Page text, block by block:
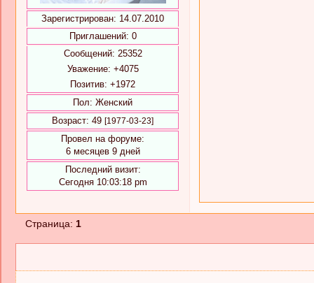
Зарегистрирован: 14.07.2010
Приглашений: 0
Сообщений: 25352
Уважение: +4075
Позитив: +1972
Пол: Женский
Возраст: 49 [1977-03-23]
Провел на форуме:
6 месяцев 9 дней
Последний визит:
Сегодня 10:03:18 pm
Страница: 1